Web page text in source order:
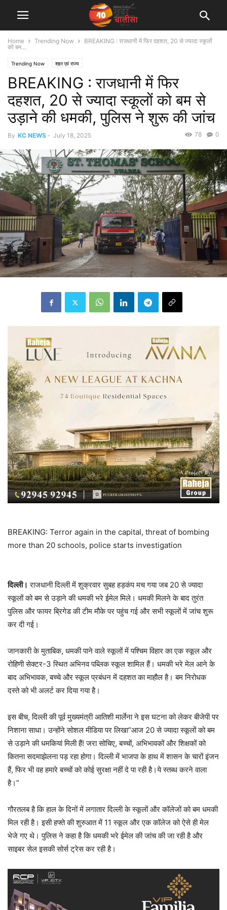
Home Trending Now
BREAKING : राजधानी में फिर दहशत, 20 से ज्यादा स्कूलों
को बम...
Trending Now शहर एवं राज्य
BREAKING : राजधानी में फिर
दहशत, 20 से ज्यादा स्कूलों को बम से
उड़ाने की धमकी, पुलिस ने शुरू की जांच
By KC NEWS - July 18, 2025 0
78
BREAKING: Terror again in the capital, threat of bombing
more than 20 schools, police starts investigation
दिल्ली। राजधानी दिल्ली में शुक्रवार सुबह हड़कंप मच गया जब 20 से ज्यादा
स्कूलों को बम से उड़ाने की धमकी भरे ईमेल मिले। धमकी मिलने के बाद तुरंत
पुलिस और फायर ब्रिगेड की टीम मौके पर पहुंच गई और सभी स्कूलों में जांच शुरू
कर दी गई।
जानकारी के मुताबिक, धमकी पाने वाले स्कूलों में पश्चिम विहार का एक स्कूल और
रोहिणी सेक्टर-3 स्थित अभिनव पब्लिक स्कूल शामिल हैं। धमकी भरे मेल आने के
बाद अभिभावक, बच्चे और स्कूल प्रबंधन में दहशत का माहौल है। बम निरोधक
दस्ते को भी अलर्ट कर दिया गया है।
इस बीच, दिल्ली की पूर्व मुख्यमंत्री आतिशी मार्लेना ने इस घटना को लेकर बीजेपी पर
निशाना साधा। उन्होंने सोशल मीडिया पर लिखा“आज 20से ज्यादा स्कूलों को बम
से उड़ाने की धमकियां मिली हैं!जरा सोचिए,बच्चों, अभिभावकों और शिक्षकों को
कितना सदमाझेलना पड़ रहा होगा। दिल्ली में भाजपा के हाथ में शासन के चारों इंजन
हैं,फिर भी वह हमारे बच्चों को कोई सुरक्षा नहीं दे पा रही है।ये स्तब्ध करने वाला
है।”
गौरतलब है कि हाल के दिनों में लगातार दिल्ली के स्कूलों और कॉलेजों को बम धमकी
मिल रही है। इसी हफ्ते की शुरुआत में 11 स्कूल और एक कॉलेज को ऐसे ही मेल
भेजे गए थे। पुलिस ने कहा है कि धमकी भरे ईमेल की जांच की जा रही है और
साइबर सेल इसकी सोर्स ट्रेस कर रही है।